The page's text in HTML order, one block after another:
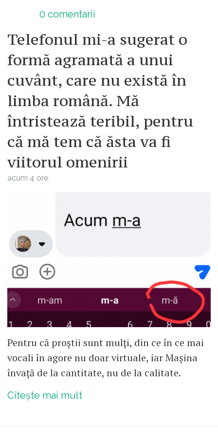
0 comentarii
Telefonul mi-a sugerat o
formă agramată a unui
cuvânt, care nu există în
limba română. Mă
întristează teribil, pentru
că mă tem că ăsta va fi
viitorul omenirii
acum 4 ore
Pentru că proștii sunt mulți, din ce în ce mai
vocali în agore nu doar virtuale, iar Mașina
învață de la cantitate, nu de la calitate.
Citește mai mult